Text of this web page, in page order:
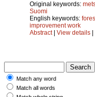
Original keywords:
Suomi
English keywords:
improvement work
Abstract| View details
Match any word
Match all words